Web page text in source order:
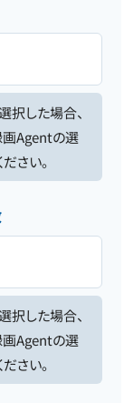
択した場合、
画Agentの選
さい。
択した場合、
画Agentの選
さい。